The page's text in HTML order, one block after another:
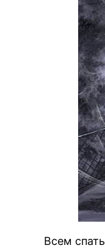
Всем спать